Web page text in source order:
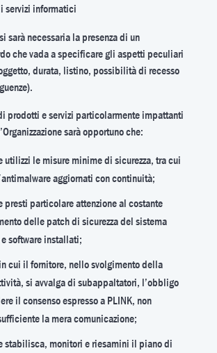
servizi informatici
sarà necessaria la presenza di un
che vada a specificare gli aspetti peculiari
durata, listino, possibilità di recesso
prodotti e servizi particolarmente impattanti
sarà opportuno che:
utilizzi le misure minime di sicurezza, tra cui
aggiornati con continuità;
presti particolare attenzione al costante
delle patch di sicurezza del sistema
software installati;
cui il fornitore, nello svolgimento della
si avvalga di subappaltatori, l’obbligo
il consenso espresso a PLINK, non
la mera comunicazione;
stabilisca, monitori e riesamini il piano di